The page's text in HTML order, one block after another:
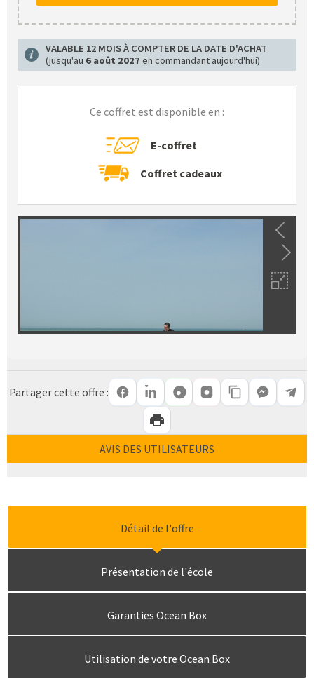
VALABLE 12 MOIS À COMPTER DE LA DATE D'ACHAT
(jusqu'au 6 août 2027 en commandant aujourd'hui)
Ce coffret est disponible en :
E-coffret
Coffret cadeaux
Partager cette offre :
AVIS DES UTILISATEURS
Détail de l'offre
Présentation de l'école
Garanties Ocean Box
Utilisation de votre Ocean Box